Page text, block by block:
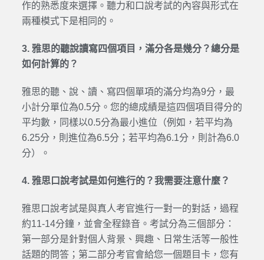
作的熟悉度來選擇。聽力和口說考試的內容與形式在
兩種模式下是相同的。
3. 雅思的聽說讀寫四個項目，滿分各是幾分？總分是
如何計算的？
雅思的聽、說、讀、寫四個單項的滿分均為9分，最
小計分單位為0.5分。您的總成績是這四個項目得分的
平均數，同樣以0.5分為最小進位（例如，若平均為
6.25分，則進位為6.5分；若平均為6.1分，則計為6.0
分）。
4. 雅思口說考試是如何進行的？我需要注意什麼？
雅思口說考試是與真人考官進行一對一的對話，過程
約11-14分鐘，並會全程錄音。考試分為三個部分：
第一部分是針對個人背景、興趣、日常生活等一般性
話題的問答；第二部分考官會給您一個題目卡，您有